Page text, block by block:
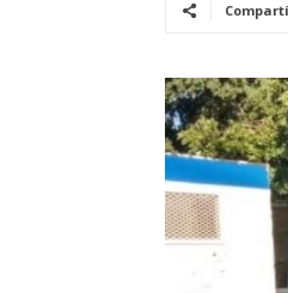
Compartí